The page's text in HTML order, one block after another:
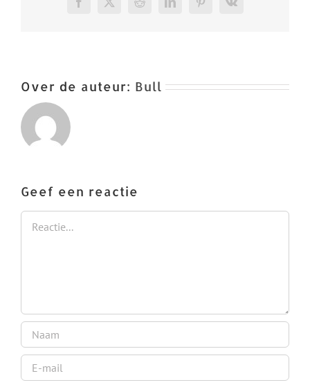
Facebook
X RedditLinkedInPinterest
Vk
Over de auteur: Bull
Geef een reactie
Reactie